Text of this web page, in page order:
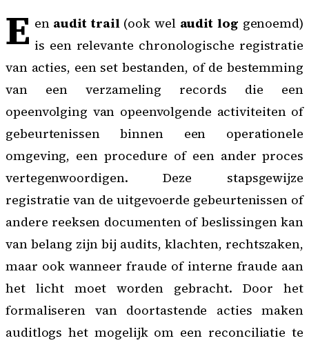
E en audit trail(ook wel audit log genoemd)
is een relevante chronologische registratie
van acties, een set bestanden, of de bestemming
van een verzameling records die een
opeenvolging van opeenvolgende activiteiten of
gebeurtenissen binnen een operationele
omgeving, een procedure of een ander proces
vertegenwoordigen. Deze stapsgewijze
registratie van de uitgevoerde gebeurtenissen of
andere reeksen documenten of beslissingen kan
van belang zijn bij audits, klachten, rechtszaken,
maar ook wanneer fraude of interne fraude aan
het licht moet worden gebracht. Door het
formaliseren van doortastende acties maken
auditlogs het mogelijk om een reconciliatie te